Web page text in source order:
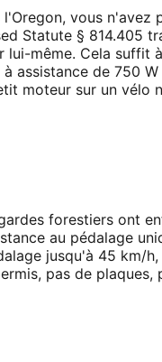
vous n'avez
Statute § 814.405
lui-même. Cela suffit
assistance de 750
moteur sur un vélo
forestiers ont
au pédalage
jusqu'à 45 km/
pas de plaques,